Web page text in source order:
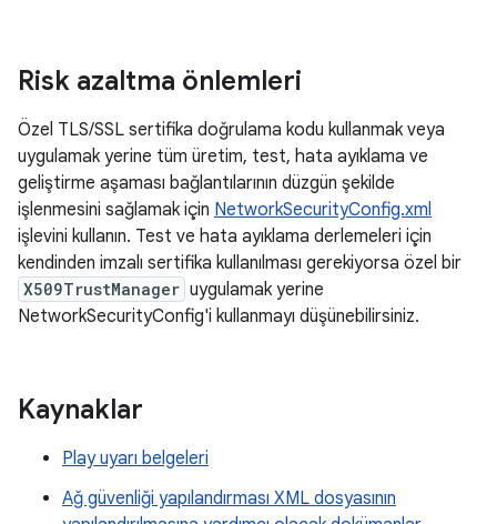
Risk azaltma önlemleri
Özel TLS/SSL sertifika doğrulama kodu kullanmak veya
uygulamak yerine tüm üretim, test, hata ayıklama ve
geliştirme aşaması bağlantılarının düzgün şekilde
işlenmesini sağlamak için NetworkSecurityConfig.xml
işlevini kullanın. Test ve hata ayıklama derlemeleri için
kendinden imzalı sertifika kullanılması gerekiyorsa özel bir
X509TrustManager uygulamak yerine
NetworkSecurityConfig'i kullanmayı düşünebilirsiniz.
Kaynaklar
Play uyarı belgeleri
Ağ güvenliği yapılandırması XML dosyasının